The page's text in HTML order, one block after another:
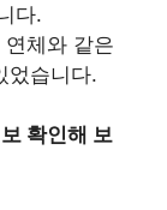
다.
체와 같은
었습니다.
확인해 보